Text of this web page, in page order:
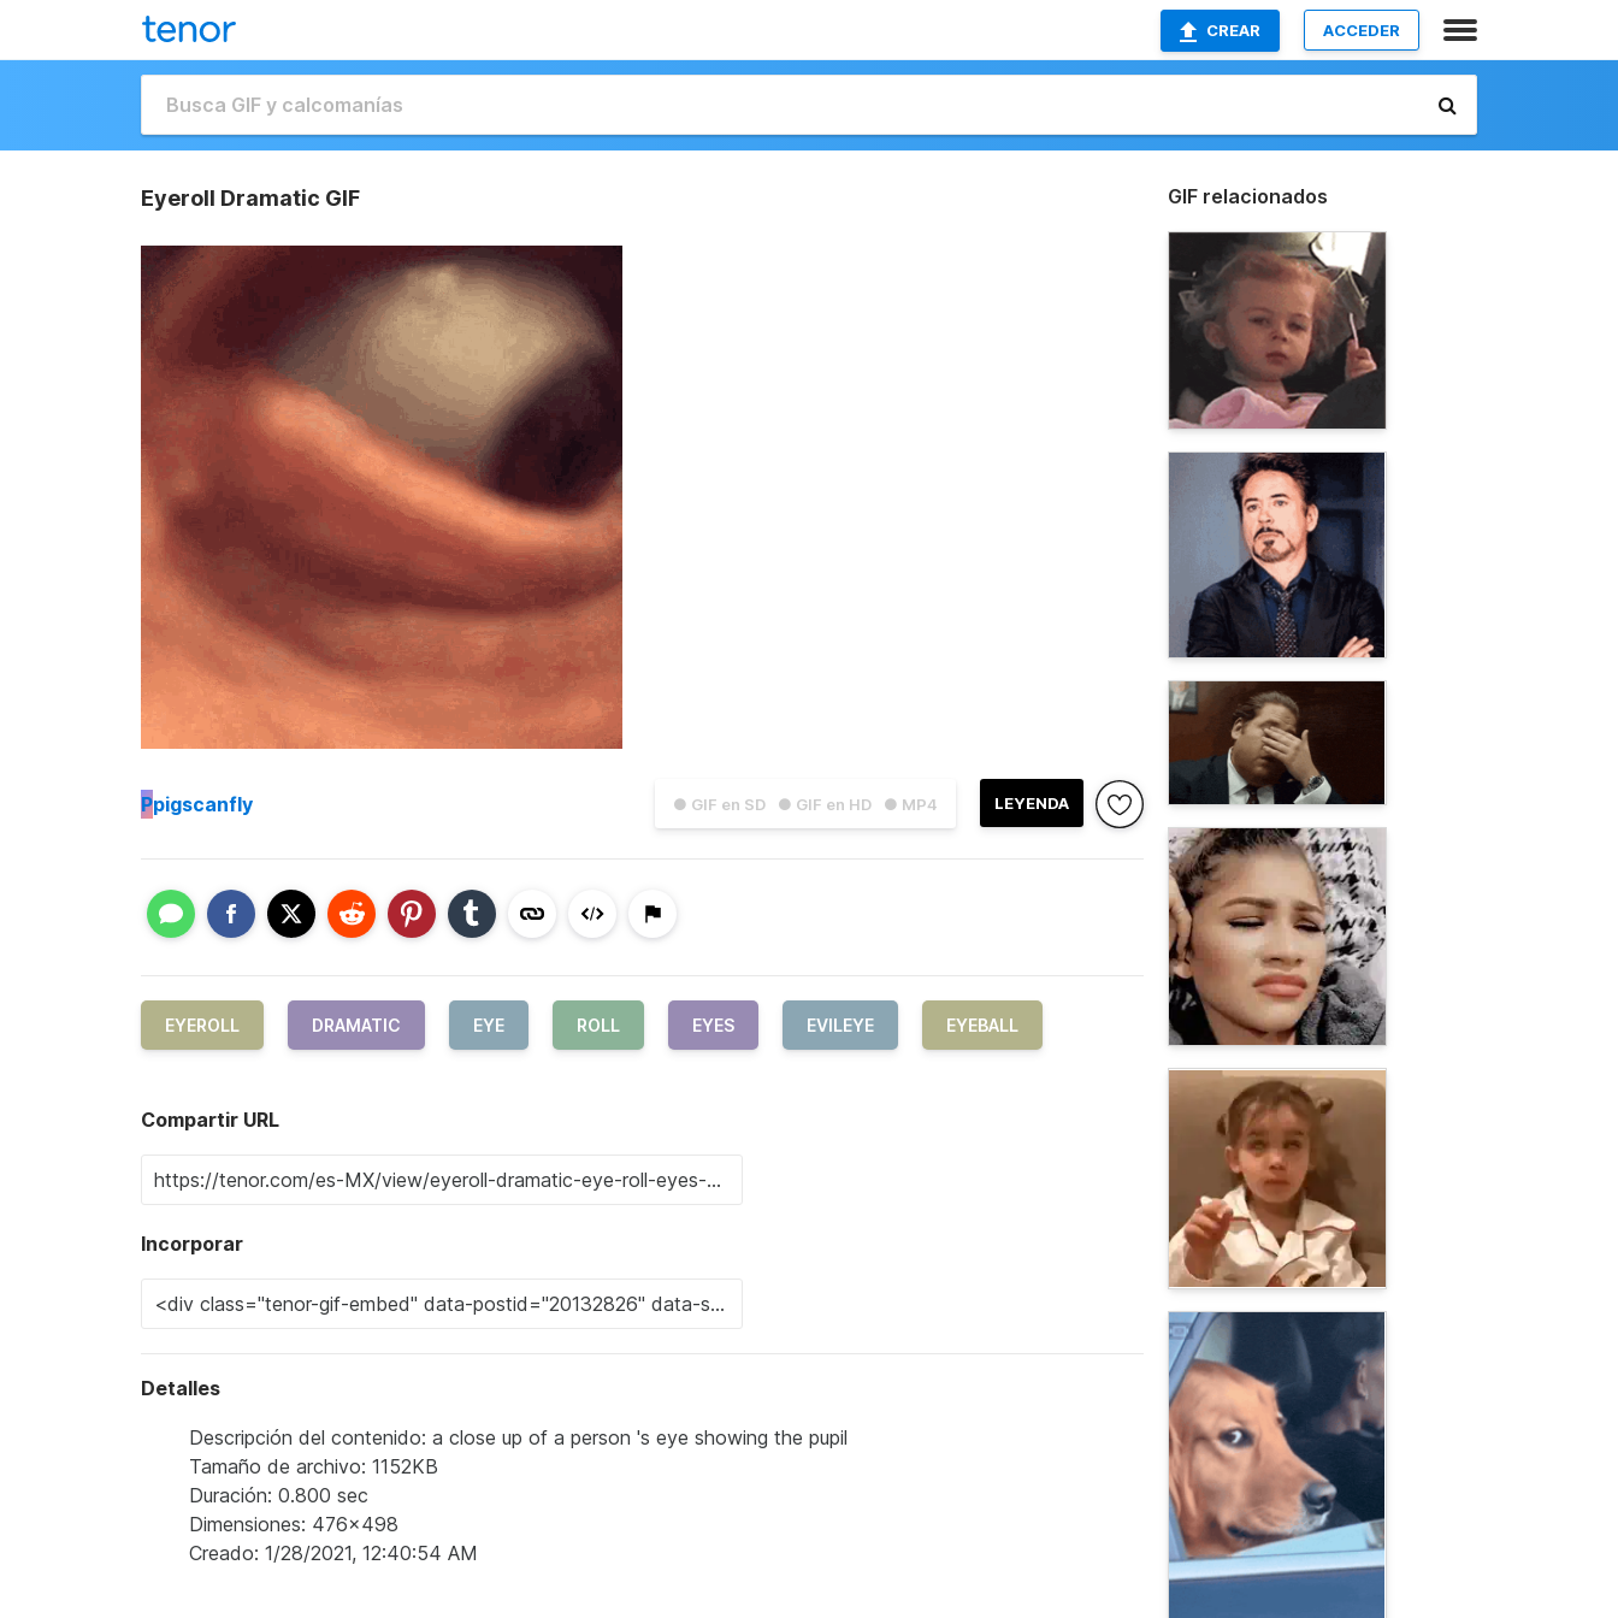
CREAR ACCEDER
Eyeroll Dramatic GIF
● GIF en SD ● GIF en HD ● MP4 LEYENDA
Ppigscanfly
EYEROLL DRAMATIC EYE ROLL EYES EVILEYE EYEBALL
Compartir URL
Incorporar
Detalles
Descripción del contenido: a close up of a person 's eye showing the pupil
Tamaño de archivo: 1152KB
Duración: 0.800 sec
Dimensiones: 476x498
Creado: 1/28/2021, 12:40:54 AM
GIF relacionados